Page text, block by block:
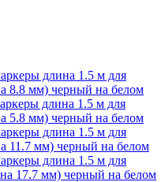
длина 1.5 м для
8.8 мм) черный на белом
длина 1.5 м для
5.8 мм) черный на белом
длина 1.5 м для
11.7 мм) черный на белом
длина 1.5 м для
17.7 мм) черный на белом